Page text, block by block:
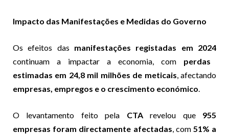
Impacto das Manifestações e Medidas do Governo
Os efeitos das manifestações registadas em 2024
continuam a impactar a economia, com perdas
estimadas em 24,8 mil milhões de meticais, afectando
empresas, empregos e o crescimento económico.
O levantamento feito pela CTArevelou que 955
empresas foram directamente afectadas, com 51% a